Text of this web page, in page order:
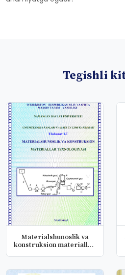
Tegishli
Materialshunoslik va
konstruksion materiallar